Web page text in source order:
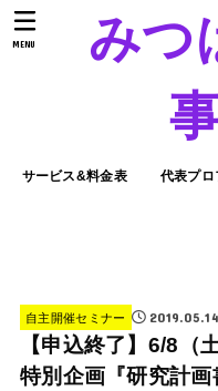
みつ
サービス&料金表 代表プロ
MENU
自主開催セミナー 2019.05.14
【申込終了】6/8
特別企画『研究計